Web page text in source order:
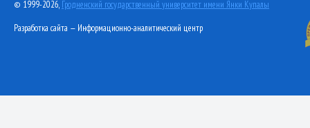
© 1999-2026, Гродненский государственный университет имени Янки Купалы
Разработка сайта — Информационно-аналитический центр